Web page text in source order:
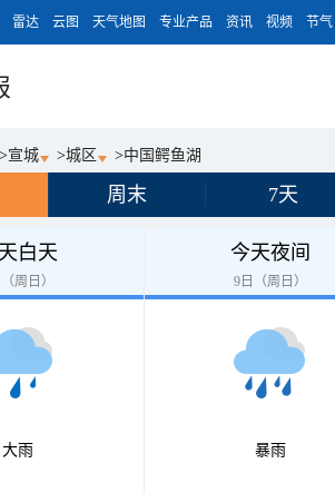
雷达 云图 天气地图 专业产品 资讯 视频 节气
>宣城 >城区 >中国鳄鱼湖
周末 7天
白天
周日）
大雨
今天夜间
9日（周日）
暴雨